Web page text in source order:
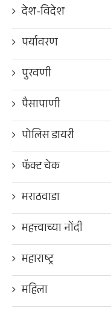
देश-विदेश
पर्यावरण
पुरवणी
पैसापाणी
पोलिस डायरी
फॅक्ट चेक
मराठवाडा
महत्त्वाच्या नोंदी
महाराष्ट्र
महिला